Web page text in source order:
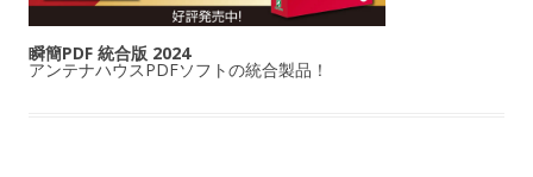
瞬簡PDF 統合版 2024
アンテナハウスPDFソフトの統合製品！